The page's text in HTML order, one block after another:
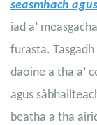
seasmhach
iad a’
furasta.
daoine a tha a’
agus
beatha a tha